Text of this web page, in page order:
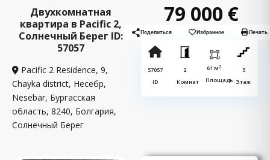
Двухкомнатная
квартира в Pacific 2,
Солнечный Берег ID:
57057
Pacific 2 Residence, 9,
Chayka district, Несебр,
Nesebar, Бургасская
область, 8240, Болгария,
Солнечный Берег
79 000 €
Поделиться Избранное Печать
57057
ID
2
Комнат
61 м2
Площадь
5
Этаж